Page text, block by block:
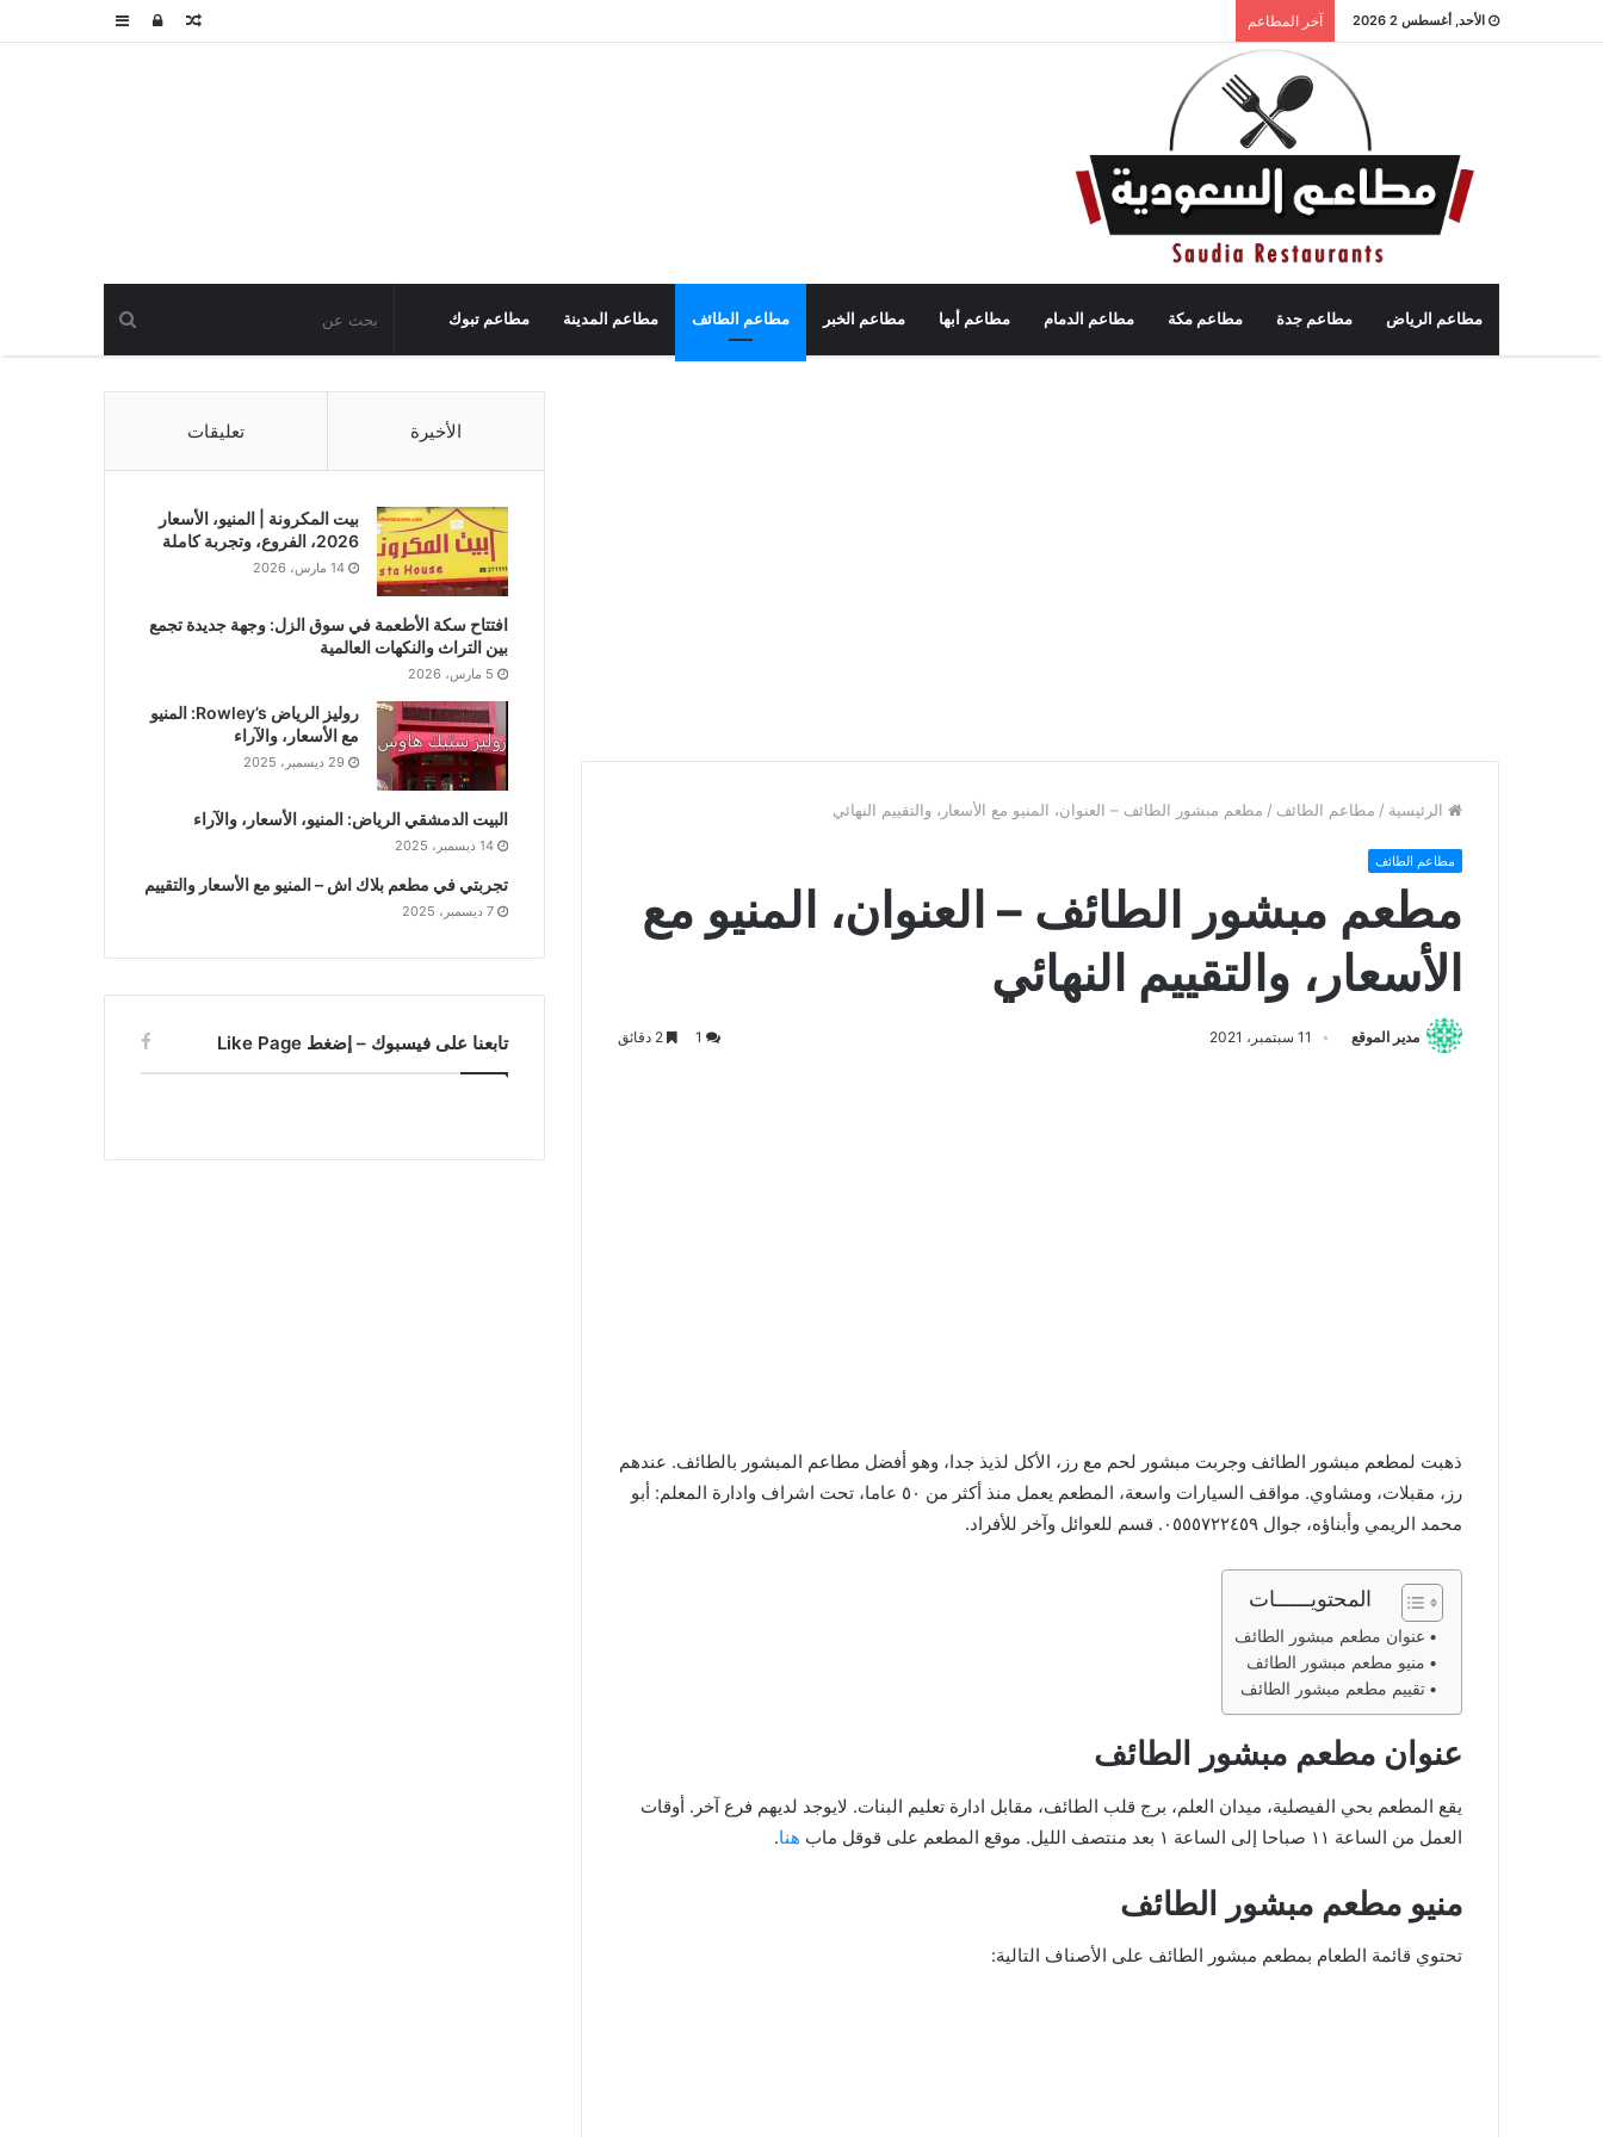
الأحد, أغسطس 2 2026 آخر المطاعم عمودتسجيلمقال
مطاعم الرياض مطاعم جدة مطاعم مكة مطاعم الدمام مطاعم أبها مطاعم الخبر مطاعم الطائف مطاعم المدينة مطاعم تبوك
الرئيسية / مطاعم الطائف / مطعم مبشور الطائف – العنوان، المنيو مع الأسعار، والتقييم النهائي
مطاعم الطائف
مطعم مبشور الطائف – العنوان، المنيو مع
الأسعار، والتقييم النهائي
مدير الموقع 11 سبتمبر، 2021
ذهبت لمطعم مبشور الطائف وجربت مبشور لحم مع رز، الأكل لذيذ جدا، وهو أفضل مطاعم المبشور بالطائف. عندهم
رز، مقبلات، ومشاوي. مواقف السيارات واسعة، المطعم يعمل منذ أكثر من ٥٠ عاما، تحت اشراف وادارة المعلم: أبو
محمد الريمي وأبناؤه، جوال ٠٥٥٥٧٢٢٤٥٩. قسم للعوائل وآخر للأفراد.
المحتويــــــات
عنوان مطعم مبشور الطائف
منيو مطعم مبشور الطائف
تقييم مطعم مبشور الطائف
عنوان مطعم مبشور الطائف
يقع المطعم بحي الفيصلية، ميدان العلم، برج قلب الطائف، مقابل ادارة تعليم البنات. لايوجد لديهم فرع آخر. أوقات
العمل من الساعة ١١ صباحا إلى الساعة ١ بعد منتصف الليل. موقع المطعم على قوقل ماب
هنا.
منيو مطعم مبشور الطائف
تحتوي قائمة الطعام بمطعم مبشور الطائف على الأصناف التالية:
الأخيرة تعليقات
بيت المكرونة | المنيو، الأسعار
2026، الفروع، وتجربة كاملة
14 مارس، 2026
افتتاح سكة الأطعمة في سوق الزل: وجهة جديدة تجمع
بين التراث والنكهات العالمية
5 مارس، 2026
روليز الرياض Rowley’s: المنيو
مع الأسعار، والآراء
29 ديسمبر، 2025
البيت الدمشقي الرياض: المنيو، الأسعار، والآراء
14 ديسمبر، 2025
تجربتي في مطعم بلاك اش – المنيو مع الأسعار والتقييم
7 ديسمبر، 2025
تابعنا على فيسبوك – إضغط Like Page